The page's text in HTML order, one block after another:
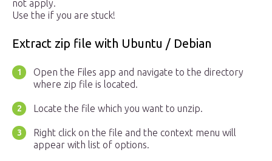
not apply.
Use the if you are stuck!
Extract zip file with Ubuntu / Debian
Open the Files app and navigate to the directory
where zip file is located.
Locate the file which you want to unzip.
Right click on the file and the context menu will
appear with list of options.